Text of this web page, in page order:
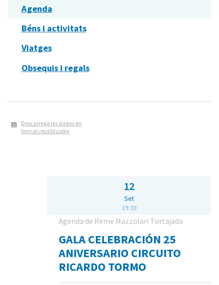
Agenda
Béns i activitats
Viatges
Obsequis i regals
Descarrega les dades en
format reutilitzable
12
Set
19:30
Agenda de Reme Mazzolari Tortajada
GALA CELEBRACIÓN 25
ANIVERSARIO CIRCUITO
RICARDO TORMO